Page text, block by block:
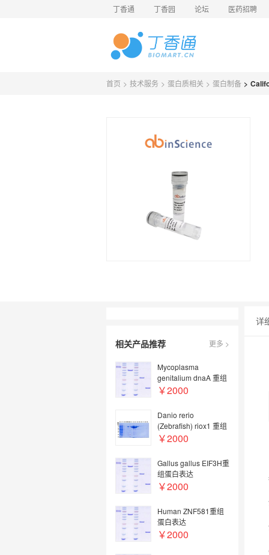
丁香通 丁香园 论坛 医药招聘
首页 > 技术服务 > 蛋白质相关 > 蛋白制备 >
相关产品推荐 更多 >
Mycoplasma
genitalium dnaA 重组
蛋白表达
￥2000
Danio rerio
(Zebrafish) riox1 重组
蛋白表达 普健
￥2000
Gallus gallus EIF3H重
组蛋白表达
￥2000
Human ZNF581重组
蛋白表达
￥2000
详